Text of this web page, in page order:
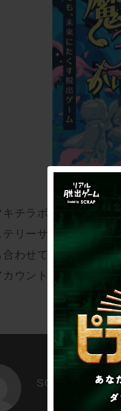
キチラボ365」クロ
テリーサーカス公式
合わせてご注目くださ
ウントはこちら：
SCRAP